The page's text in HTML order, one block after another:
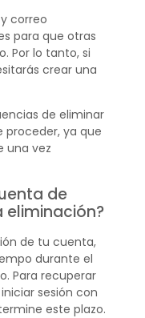
correo
para que otras
Por lo tanto, si
crear una
de eliminar
proceder, ya que
una vez
de
eliminación?
de tu cuenta,
durante el
Para recuperar
sesión con
este plazo.